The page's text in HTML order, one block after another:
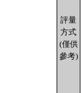
評量
方式
(僅供
參考)